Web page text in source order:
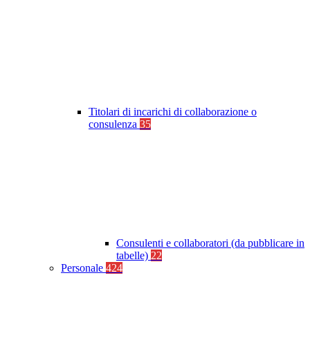
Titolari di incarichi di collaborazione o
consulenza 35
Consulenti e collaboratori (da pubblicare in
tabelle) 22
Personale 424